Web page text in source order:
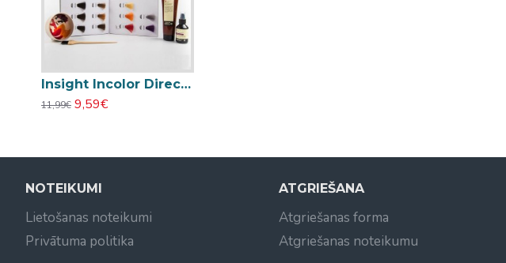
Insight Incolor Direct Pigment Light Brown matu krāsas pigments 100ml
11,99€ 9,59€
NOTEIKUMI
Lietošanas noteikumi
Privātuma politika
ATGRIEŠANA
Atgriešanas forma
Atgriešanas noteikumu